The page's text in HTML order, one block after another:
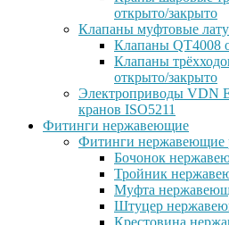
открыто/закрыто
Клапаны муфтовые
Клапаны QT4008
Клапаны
открыто/закрыто
Электроприводы VDN
кранов ISO5211
Фитинги нержавеющие
Фитинги нержавеющие
Бочонок
Тройник
Муфта
Штуцер
Крестовина